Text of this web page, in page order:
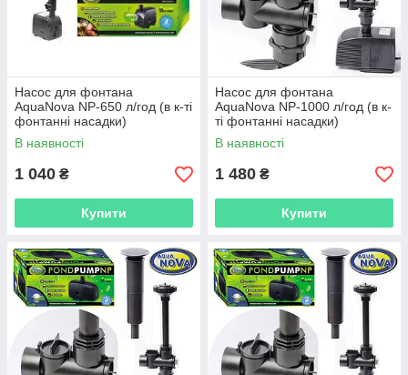
Насос для фонтана
AquaNova NP-650 л/год (в к-ті
фонтанні насадки)
В наявності
1 040 ₴
Купити
Насос для фонтана
AquaNova NP-1000 л/год (в к-
ті фонтанні насадки)
В наявності
1 480 ₴
Купити